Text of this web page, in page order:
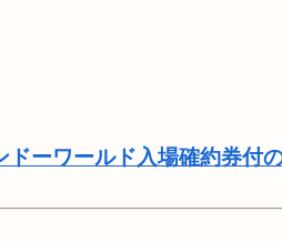
ーワールド入場確約券付